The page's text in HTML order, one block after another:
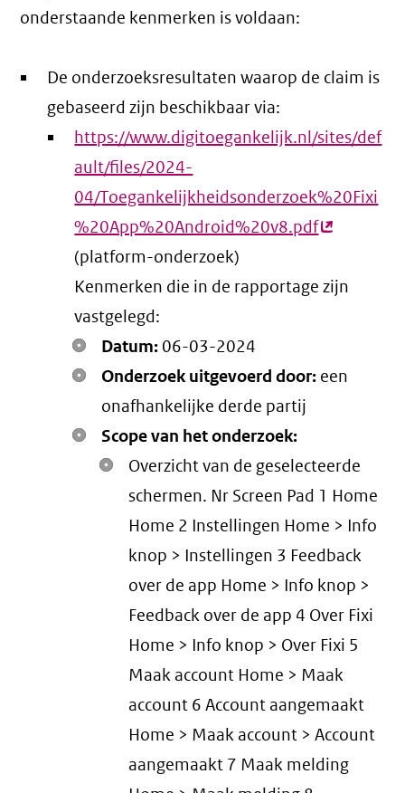
onderstaande kenmerken is voldaan:
De onderzoeksresultaten waarop de claim is
gebaseerd zijn beschikbaar via:
https://www.digitoegankelijk.nl/sites/def
ault/files/2024-
04/Toegankelijkheidsonderzoek%20Fixi
%20App%20Android%20v8.pdf(externe
(platform-onderzoek)
Kenmerken die in de rapportage zijn
vastgelegd:
Datum: 06-03-2024
Onderzoek uitgevoerd door: een
onafhankelijke derde partij
Scope van het onderzoek:
Overzicht van de geselecteerde
schermen. Nr Screen Pad 1 Home
Home 2 Instellingen Home > Info
knop > Instellingen 3 Feedback
over de app Home > Info knop >
Feedback over de app 4 Over Fixi
Home > Info knop > Over Fixi 5
Maak account Home > Maak
account 6 Account aangemaakt
Home > Maak account > Account
aangemaakt 7 Maak melding